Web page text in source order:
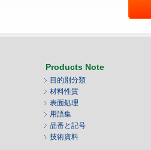
Products Note
目的別分類
材料性質
表面処理
用語集
品番と記号
技術資料